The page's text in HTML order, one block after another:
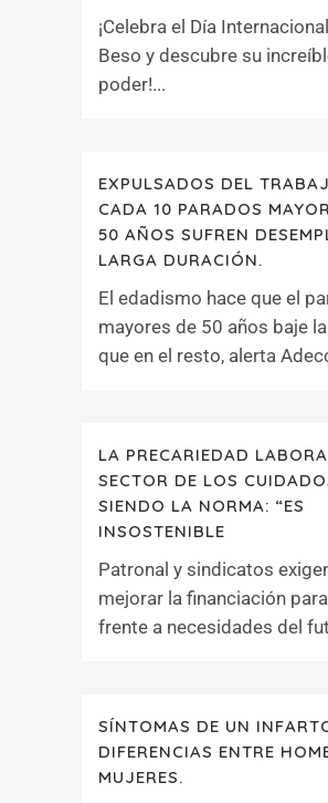
¡Celebra el Día
Beso y descubre su
poder!...
EXPULSADOS DEL
CADA 10 PARADOS
50 AÑOS SUFREN
LARGA DURACIÓN.
El edadismo hace que el
mayores de 50 años baje
que en el resto, alerta
LA PRECARIEDAD
SECTOR DE LOS
SIENDO LA NORMA: “ES
INSOSTENIBLE
Patronal y sindicatos
mejorar la financiación
frente a necesidades del
SÍNTOMAS DE UN
DIFERENCIAS ENTRE
MUJERES.